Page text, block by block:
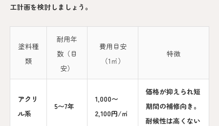
工計画を検討しましょう。
塗料種
類
耐用年
数（目
安）
費用目安
（1㎡）
特徴
アクリ
ル系
5〜7年
1,000〜
2,100円/㎡
価格が抑えられ短
期間の補修向き。
耐候性は高くない